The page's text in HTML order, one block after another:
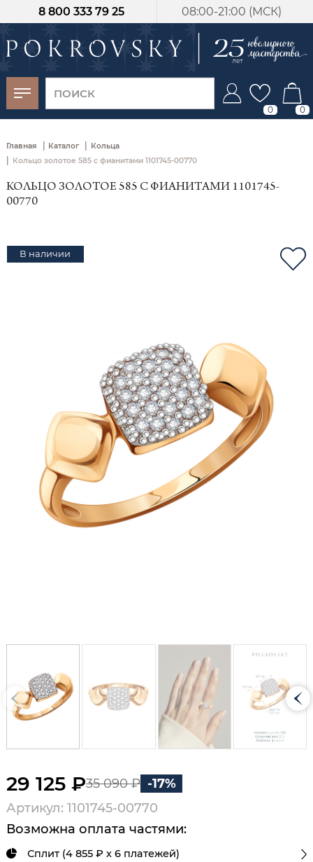
08:00-21:00 (МСК)
8 800 333 79 25
0 0
Главная | Каталог | Кольца
| Кольцо золотое 585 с фианитами 1101745-00770
КОЛЬЦО ЗОЛОТОЕ 585 С ФИАНИТАМИ 1101745-
00770
В наличии
29 125 ₽35 090 ₽ -17%
Артикул: 1101745-00770
Возможна оплата частями:
Сплит (4 855 ₽ х 6 платежей)
-30%
от 15 дней с
момента оплаты